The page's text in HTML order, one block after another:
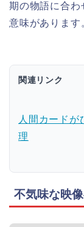
期の物語に合わ
意味があります
関連リンク
人間カードが
理
不気味な映